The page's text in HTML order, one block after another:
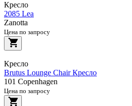
Кресло
2085 Lea
Zanotta
Цена по запросу
Кресло
Brutus Lounge Chair Кресло
101 Copenhagen
Цена по запросу